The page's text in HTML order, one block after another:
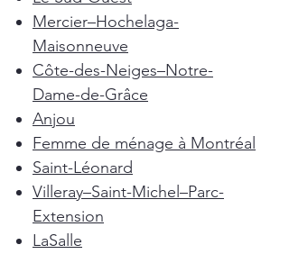
Mercier–Hochelaga-
Maisonneuve
Côte-des-Neiges–Notre-
Dame-de-Grâce
Anjou
Femme de ménage à Montréal
Saint-Léonard
Villeray–Saint-Michel–Parc-
Extension
LaSalle